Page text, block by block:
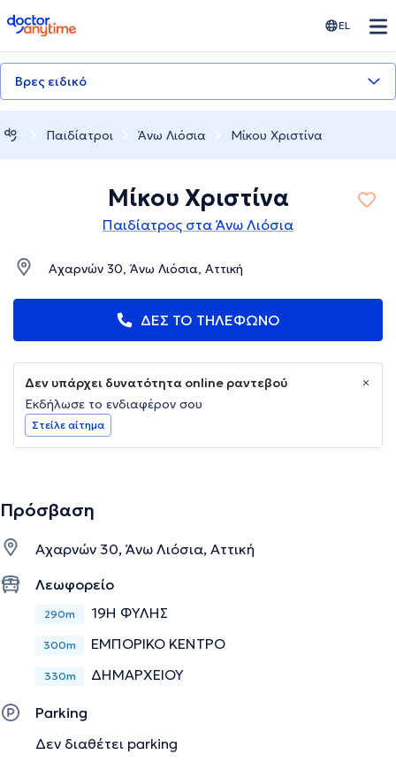
doctoranytime EL
Βρες ειδικό
Παιδίατροι Άνω Λιόσια Μίκου Χριστίνα
Μίκου Χριστίνα
Παιδίατρος στα Άνω Λιόσια
Αχαρνών 30, Άνω Λιόσια, Αττική
ΔΕΣ ΤΟ ΤΗΛΕΦΩΝΟ
Δεν υπάρχει δυνατότητα online ραντεβού
Εκδήλωσε το ενδιαφέρον σου
Στείλε αίτημα
Πρόσβαση
Αχαρνών 30, Άνω Λιόσια, Αττική
Λεωφορείο
290m 19Η ΦΥΛΗΣ
300m ΕΜΠΟΡΙΚΟ ΚΕΝΤΡΟ
330m ΔΗΜΑΡΧΕΙΟΥ
Parking
Δεν διαθέτει parking